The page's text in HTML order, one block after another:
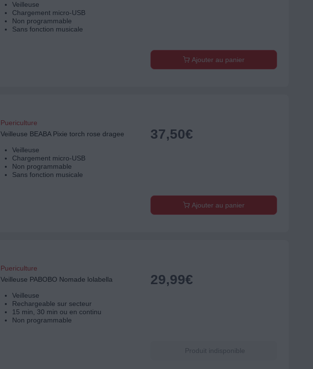
Veilleuse
Chargement micro-USB
Non programmable
Sans fonction musicale
Ajouter au panier
Puericulture
Veilleuse BEABA Pixie torch rose dragee
Veilleuse
Chargement micro-USB
Non programmable
Sans fonction musicale
37,50€
Ajouter au panier
Puericulture
Veilleuse PABOBO Nomade lolabella
Veilleuse
Rechargeable sur secteur
15 min, 30 min ou en continu
Non programmable
29,99€
Produit indisponible